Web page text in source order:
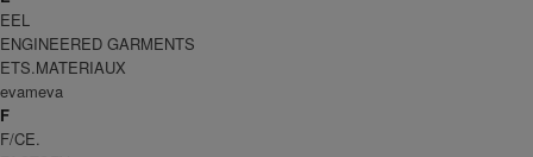
アウター
トップス
パンツ
スカート
ワンピース
MEN
EEL
ENGINEERED GARMENTS
ETS.MATERIAUX
evameva
F
F/CE.